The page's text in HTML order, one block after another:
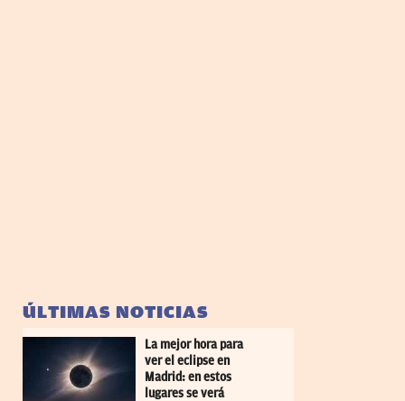
ÚLTIMAS NOTICIAS
La mejor hora para
ver el eclipse en
Madrid: en estos
lugares se verá